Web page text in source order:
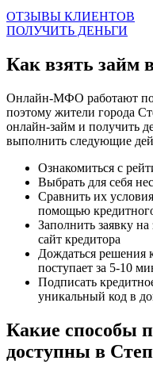
ОТЗЫВЫ КЛИЕНТОВ
ПОЛУЧИТЬ ДЕНЬГИ
Как взять займ
Онлайн-МФО работают по
поэтому жители города
онлайн-займ и получить
выполнить следующие
Ознакомиться с
Выбрать для себя
Сравнить их
помощью
Заполнить заявку
сайт кредитора
Дождаться решения
поступает за 5-10
Подписать
уникальный код в
Какие способы
доступны в